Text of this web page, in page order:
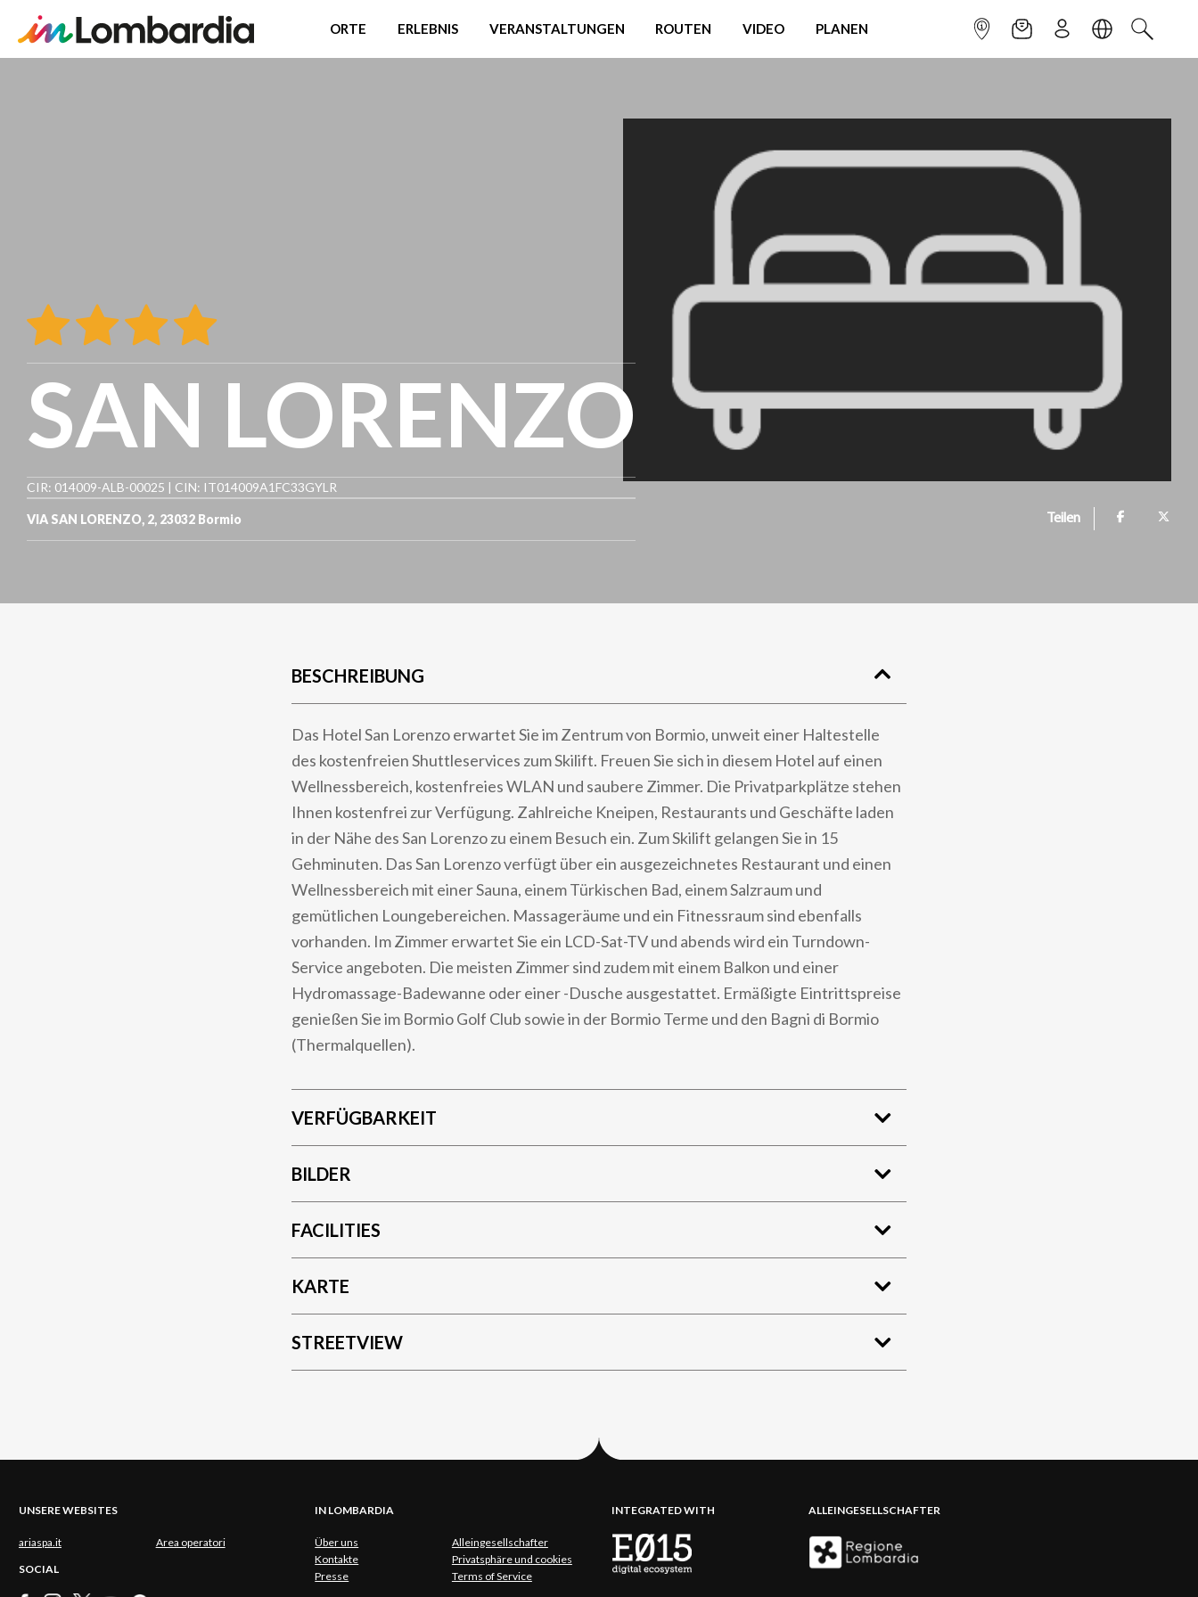
ORTE ERLEBNIS VERANSTALTUNGEN ROUTEN VIDEO PLANEN INFOPUNKTNEWSLETTER
ANMELDENSPRACHESUCHEN
SAN LORENZO
CIR: 014009-ALB-00025 | CIN: IT014009A1FC33GYLR
VIA SAN LORENZO, 2, 23032 Bormio Teilen
BESCHREIBUNG
Das Hotel San Lorenzo erwartet Sie im Zentrum von Bormio, unweit einer Haltestelle
des kostenfreien Shuttleservices zum Skilift. Freuen Sie sich in diesem Hotel auf einen
Wellnessbereich, kostenfreies WLAN und saubere Zimmer. Die Privatparkplätze stehen
Ihnen kostenfrei zur Verfügung. Zahlreiche Kneipen, Restaurants und Geschäfte laden
in der Nähe des San Lorenzo zu einem Besuch ein. Zum Skilift gelangen Sie in 15
Gehminuten. Das San Lorenzo verfügt über ein ausgezeichnetes Restaurant und einen
Wellnessbereich mit einer Sauna, einem Türkischen Bad, einem Salzraum und
gemütlichen Loungebereichen. Massageräume und ein Fitnessraum sind ebenfalls
vorhanden. Im Zimmer erwartet Sie ein LCD-Sat-TV und abends wird ein Turndown-
Service angeboten. Die meisten Zimmer sind zudem mit einem Balkon und einer
Hydromassage-Badewanne oder einer -Dusche ausgestattet. Ermäßigte Eintrittspreise
genießen Sie im Bormio Golf Club sowie in der Bormio Terme und den Bagni di Bormio
(Thermalquellen).
VERFÜGBARKEIT
BILDER
FACILITIES
KARTE
STREETVIEW
UNSERE WEBSITES
ariaspa.it Area operatori
SOCIAL
IN LOMBARDIA
Über uns
Alleingesellschafter
Kontakte
Privatsphäre und cookies
Presse
Terms of Service
INTEGRATED WITH ALLEINGESELLSCHAFTER